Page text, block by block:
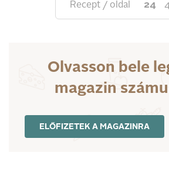
Recept / oldal 24
Olvasson bele
magazin
ELŐFIZETEK A MAGAZINRA